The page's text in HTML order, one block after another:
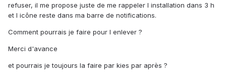
refuser, il me propose juste de me rappeler l installation dans 3 h
et l icône reste dans ma barre de notifications.
Comment pourrais je faire pour l enlever ?
Merci d'avance
et pourrais je toujours la faire par kies par après ?